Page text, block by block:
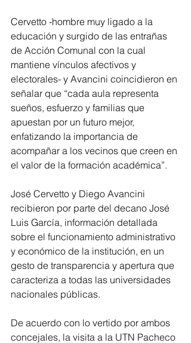
Cervetto -hombre muy ligado a la
educación y surgido de las entrañas
de Acción Comunal con la cual
mantiene vínculos afectivos y
electorales- y Avancini coincidieron en
señalar que “cada aula representa
sueños, esfuerzo y familias que
apuestan por un futuro mejor,
enfatizando la importancia de
acompañar a los vecinos que creen en
el valor de la formación académica”.
José Cervetto y Diego Avancini
recibieron por parte del decano José
Luis García, información detallada
sobre el funcionamiento administrativo
y económico de la institución, en un
gesto de transparencia y apertura que
caracteriza a todas las universidades
nacionales públicas.
De acuerdo con lo vertido por ambos
concejales, la visita a la UTN Pacheco